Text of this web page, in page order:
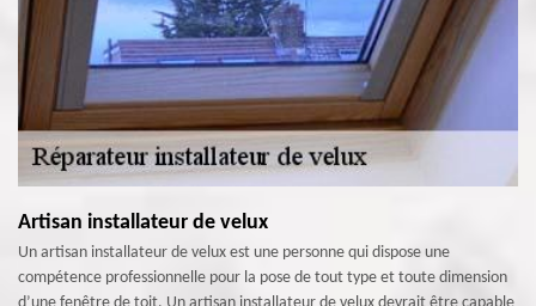
Artisan installateur de velux
Un artisan installateur de velux est une personne qui dispose une
compétence professionnelle pour la pose de tout type et toute dimension